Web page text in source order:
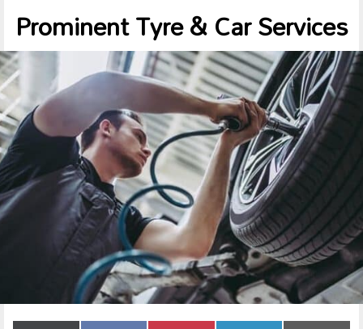
Prominent Tyre & Car Services